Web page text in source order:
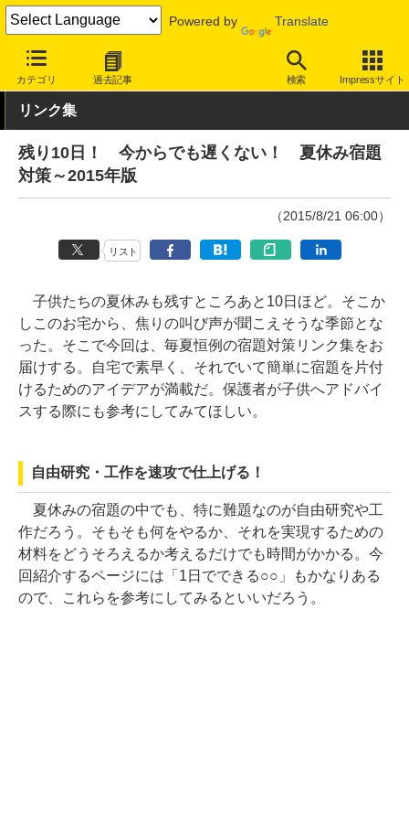
Powered by Translate
カテゴリ 過去記事 検索 Impressサイト
INTERNET Watch トピック
リンク集
残り10日！ 今からでも遅くない！ 夏休み宿題
対策～2015年版
（2015/8/21 06:00）
リスト
子供たちの夏休みも残すところあと10日ほど。そこか
しこのお宅から、焦りの叫び声が聞こえそうな季節とな
った。そこで今回は、毎夏恒例の宿題対策リンク集をお
届けする。自宅で素早く、それでいて簡単に宿題を片付
けるためのアイデアが満載だ。保護者が子供へアドバイ
スする際にも参考にしてみてほしい。
自由研究・工作を速攻で仕上げる！
夏休みの宿題の中でも、特に難題なのが自由研究や工
作だろう。そもそも何をやるか、それを実現するための
材料をどうそろえるか考えるだけでも時間がかかる。今
回紹介するページには「1日でできる○○」もかなりある
ので、これらを参考にしてみるといいだろう。